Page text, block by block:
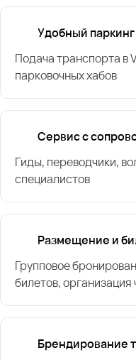
Удобный паркинг
Подача транспорта в
парковочных хабов
Сервис с
Гиды, переводчики,
специалистов
Размещение и
Групповое
билетов, организация
Брендирование